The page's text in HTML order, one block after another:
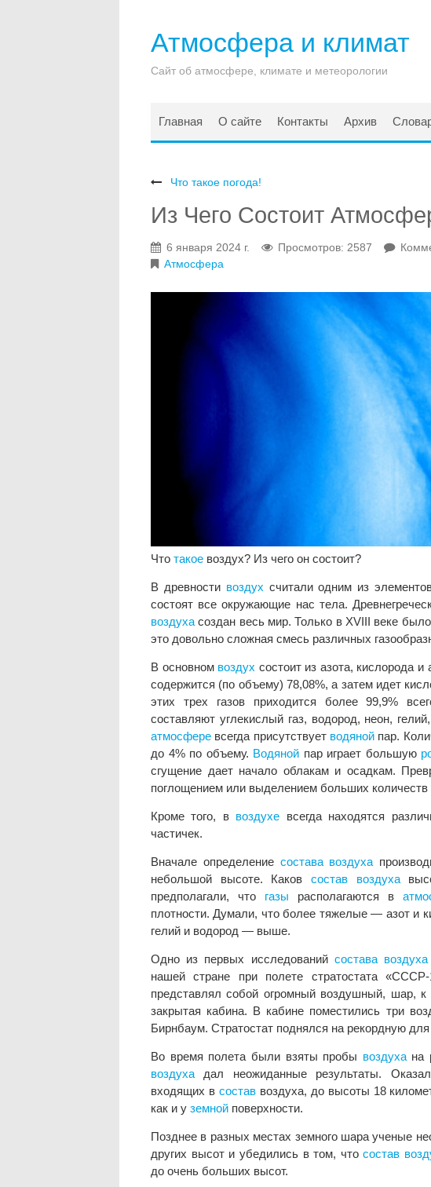
Атмосфера и климат
Сайт об атмосфере, климате и метеорологии
Главная О сайте Контакты Архив
Что такое погода!
Из Чего Состоит
6 января 2024 г. Просмотров: 2587
Атмосфера
Что такое воздух? Из чего он состоит?
В древности воздух считали одним из
состоят все окружающие нас тела.
воздуха создан весь мир. Только в XVIII веке
это довольно сложная смесь различных
В основном воздух состоит из азота, кислорода
содержится (по объему) 78,08%, а затем идет
этих трех газов приходится более 99,9%
составляют углекислый газ, водород, неон,
атмосфере всегда присутствует водяной пар.
до 4% по объему. Водяной пар играет большую
сгущение дает начало облакам и осадкам.
поглощением или выделением больших количеств
Кроме того, в воздухе всегда находятся
частичек.
Вначале определение состава воздуха
небольшой высоте. Каков состав воздуха
предполагали, что газы располагаются в
плотности. Думали, что более тяжелые — азот и
гелий и водород — выше.
Одно из первых исследований состава воздуха
нашей стране при полете стратостата
представлял собой огромный воздушный, шар,
закрытая кабина. В кабине поместились три
Бирнбаум. Стратостат поднялся на рекордную
Во время полета были взяты пробы воздухана
воздуха дал неожиданные результаты.
входящих в составвоздуха, до высоты 18
как и у земной поверхности.
Позднее в разных местах земного шара ученые
других высот и убедились в том, чтосостав
до очень больших высот.